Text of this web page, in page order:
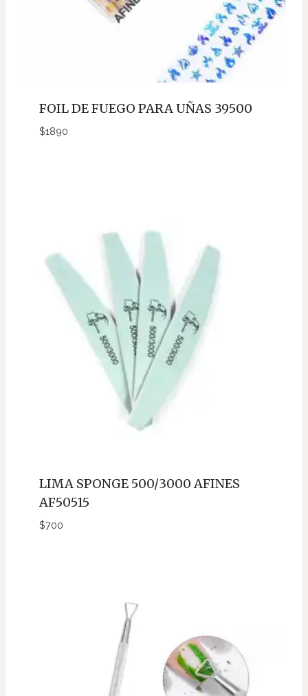
FOIL DE FUEGO PARA UÑAS 39500
$1890
LIMA SPONGE 500/3000 AFINES
AF50515
$700